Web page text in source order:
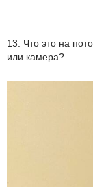
13. Что это на
или камера?